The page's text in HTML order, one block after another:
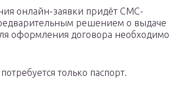
онлайн-заявки придёт СМС-
решением о выдаче
оформления договора необходимо
только паспорт.